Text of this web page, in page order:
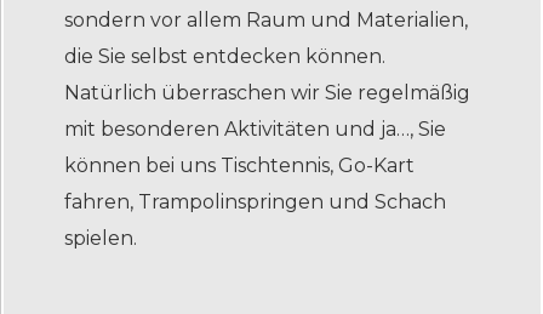
sondern vor allem Raum und Materialien,
die Sie selbst entdecken können.
Natürlich überraschen wir Sie regelmäßig
mit besonderen Aktivitäten und ja…, Sie
können bei uns Tischtennis, Go-Kart
fahren, Trampolinspringen und Schach
spielen.